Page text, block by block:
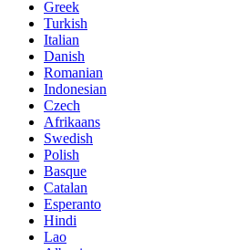
Greek
Turkish
Italian
Danish
Romanian
Indonesian
Czech
Afrikaans
Swedish
Polish
Basque
Catalan
Esperanto
Hindi
Lao